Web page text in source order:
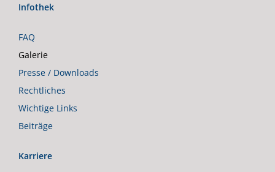
Infothek
FAQ
Galerie
Presse / Downloads
Rechtliches
Wichtige Links
Beiträge
Karriere